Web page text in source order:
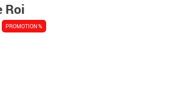
Roi
PROMOTION %